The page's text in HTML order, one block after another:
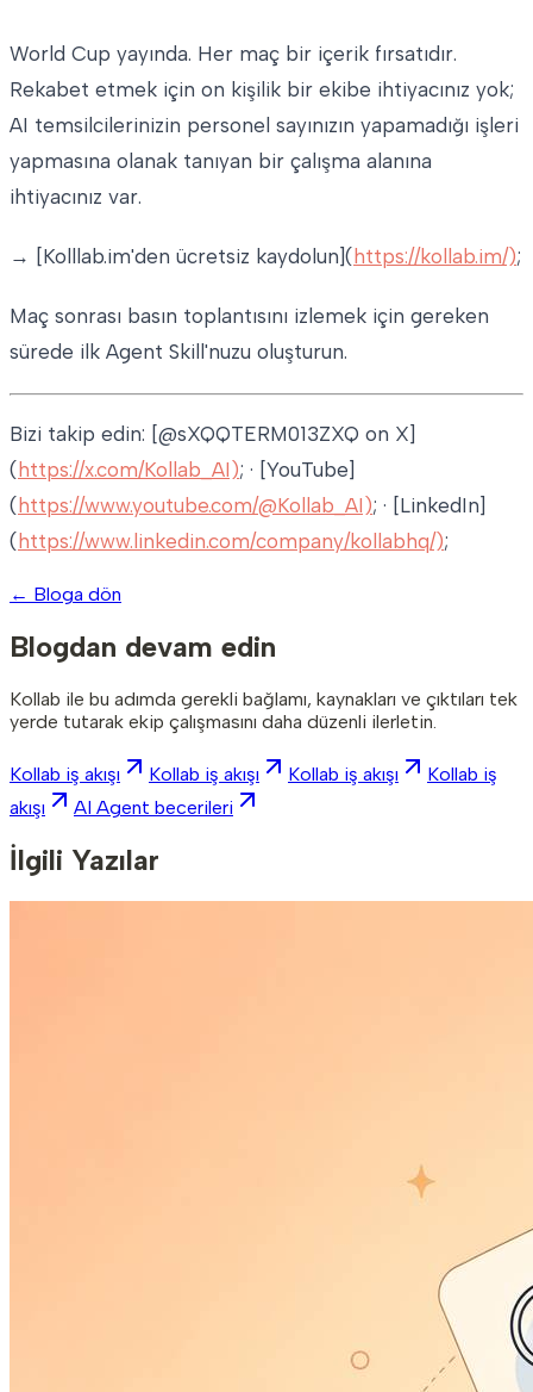
World Cup yayında. Her maç bir içerik fırsatıdır.
Rekabet etmek için on kişilik bir ekibe ihtiyacınız yok;
AI temsilcilerinizin personel sayınızın yapamadığı işleri
yapmasına olanak tanıyan bir çalışma alanına
ihtiyacınız var.
→ [Kolllab.im'den ücretsiz kaydolun]( https://kollab.im/);
Maç sonrası basın toplantısını izlemek için gereken
sürede ilk Agent Skill'nuzu oluşturun.
Bizi takip edin: [@sXQQTERM013ZXQ on X]
( https://x.com/Kollab_AI); · [YouTube]
( https://www.youtube.com/@Kollab_AI); · [LinkedIn]
( https://www.linkedin.com/company/kollabhq/);
← Bloga dön
Blogdan devam edin
Kollab ile bu adımda gerekli bağlamı, kaynakları ve çıktıları tek
yerde tutarak ekip çalışmasını daha düzenli ilerletin.
Kollab iş akışı Kollab iş akışı Kollab iş akışı
Kollab iş
akışı
AI Agent becerileri
İlgili Yazılar